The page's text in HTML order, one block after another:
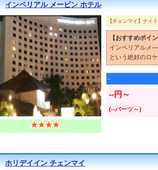
インペリアル メーピン ホテル
【チェンマイ】ナイ
【おすすめポイン
インペリアルメ
という絶好のロケ
--
--円～
(--バーツ～)
ホリデイイン チェンマイ